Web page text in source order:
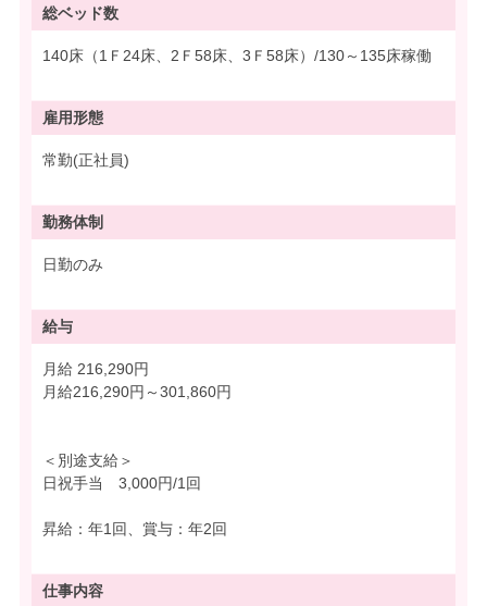
総ベッド数
140床（1Ｆ24床、2Ｆ58床、3Ｆ58床）/130～135床稼働
雇用形態
常勤(正社員)
勤務体制
日勤のみ
給与
月給 216,290円
月給216,290円～301,860円
＜別途支給＞
日祝手当 3,000円/1回
昇給：年1回、賞与：年2回
仕事内容